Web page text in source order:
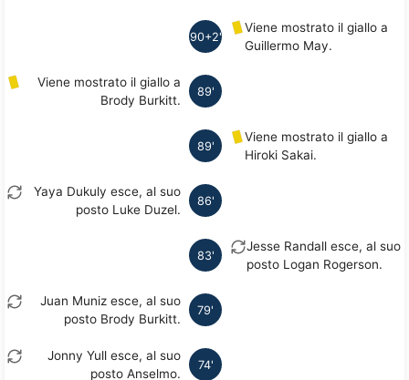
90+2'
Viene mostrato il giallo a
Guillermo May.
89'
Viene mostrato il giallo a
Brody Burkitt.
89'
Viene mostrato il giallo a
Hiroki Sakai.
86'
Yaya Dukuly esce, al suo
posto Luke Duzel.
83'
Jesse Randall esce, al suo
posto Logan Rogerson.
79'
Juan Muniz esce, al suo
posto Brody Burkitt.
74'
Jonny Yull esce, al suo
posto Anselmo.